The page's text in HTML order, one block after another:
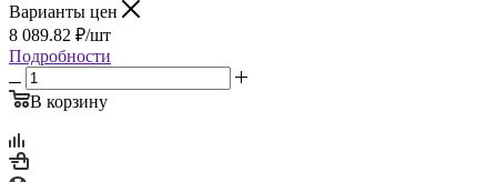
Варианты цен
8 089.82 ₽/шт
Подробности
В корзину